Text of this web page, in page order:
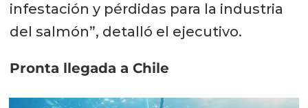
infestación y pérdidas para la industria
del salmón”, detalló el ejecutivo.
Pronta llegada a Chile